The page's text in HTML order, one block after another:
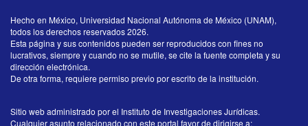
Hecho en México, Universidad Nacional Autónoma de México (UNAM),
todos los derechos reservados 2026.
Esta página y sus contenidos pueden ser reproducidos con fines no
lucrativos, siempre y cuando no se mutile, se cite la fuente completa y su
dirección electrónica.
De otra forma, requiere permiso previo por escrito de la institución.
Sitio web administrado por el Instituto de Investigaciones Jurídicas.
Cualquier asunto relacionado con este portal favor de dirigirse a: